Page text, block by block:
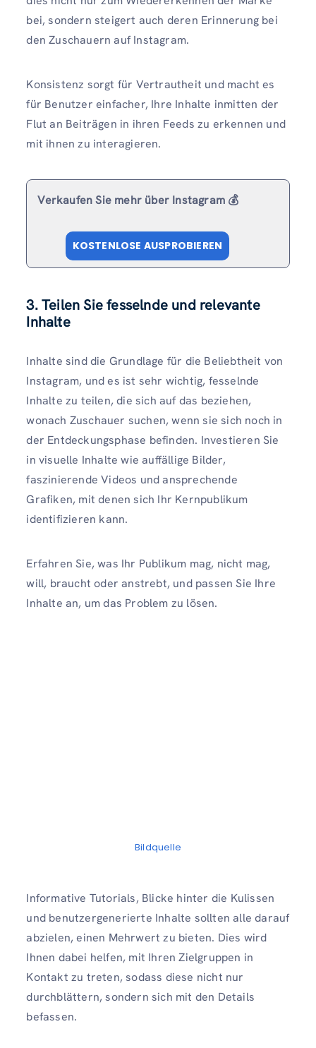
bei, sondern steigert auch deren Erinnerung bei
den Zuschauern auf Instagram.
Konsistenz sorgt für Vertrautheit und macht es
für Benutzer einfacher, Ihre Inhalte inmitten der
Flut an Beiträgen in ihren Feeds zu erkennen und
mit ihnen zu interagieren.
Verkaufen Sie mehr über Instagram 💰
KOSTENLOSE AUSPROBIEREN
3. Teilen Sie fesselnde und relevante
Inhalte
Inhalte sind die Grundlage für die Beliebtheit von
Instagram, und es ist sehr wichtig, fesselnde
Inhalte zu teilen, die sich auf das beziehen,
wonach Zuschauer suchen, wenn sie sich noch in
der Entdeckungsphase befinden. Investieren Sie
in visuelle Inhalte wie auffällige Bilder,
faszinierende Videos und ansprechende
Grafiken, mit denen sich Ihr Kernpublikum
identifizieren kann.
Erfahren Sie, was Ihr Publikum mag, nicht mag,
will, braucht oder anstrebt, und passen Sie Ihre
Inhalte an, um das Problem zu lösen.
Bildquelle
Informative Tutorials, Blicke hinter die Kulissen
und benutzergenerierte Inhalte sollten alle darauf
abzielen, einen Mehrwert zu bieten. Dies wird
Ihnen dabei helfen, mit Ihren Zielgruppen in
Kontakt zu treten, sodass diese nicht nur
durchblättern, sondern sich mit den Details
befassen.